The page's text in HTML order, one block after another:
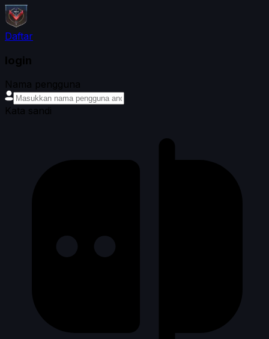
Daftar
login
Nama pengguna
Kata sandi